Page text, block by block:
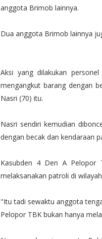
anggota Brimob lainnya.
Dua anggota Brimob lainnya
Aksi yang dilakukan
mengangkut barang dengan
Nasri (70) itu.
Nasri sendiri kemudian
dengan becak dan kendaraan
Kasubden 4 Den A Pelopor
melaksanakan patroli di
"Itu tadi sewaktu anggota
Pelopor TBK bukan hanya